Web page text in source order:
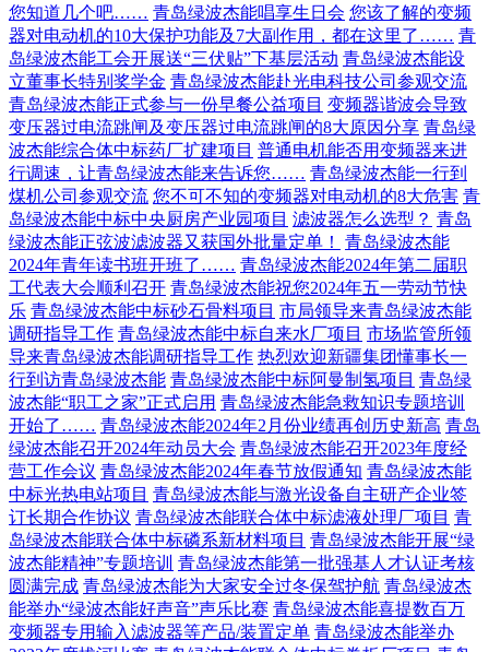
您知道几个吧…… 青岛绿波杰能唱享生日会 您该了解的变频
器对电动机的10大保护功能及7大副作用，都在这里了…… 青
岛绿波杰能工会开展送“三伏贴”下基层活动 青岛绿波杰能设
立董事长特别奖学金 青岛绿波杰能赴光电科技公司参观交流
青岛绿波杰能正式参与一份早餐公益项目 变频器谐波会导致
变压器过电流跳闸及变压器过电流跳闸的8大原因分享 青岛绿
波杰能综合体中标药厂扩建项目 普通电机能否用变频器来进
行调速，让青岛绿波杰能来告诉您…… 青岛绿波杰能一行到
煤机公司参观交流 您不可不知的变频器对电动机的8大危害 青
岛绿波杰能中标中央厨房产业园项目 滤波器怎么选型？ 青岛
绿波杰能正弦波滤波器又获国外批量定单！
青岛绿波杰能
2024年青年读书班开班了…… 青岛绿波杰能2024年第二届职
工代表大会顺利召开 青岛绿波杰能祝您2024年五一劳动节快
乐 青岛绿波杰能中标砂石骨料项目 市局领导来青岛绿波杰能
调研指导工作 青岛绿波杰能中标自来水厂项目 市场监管所领
导来青岛绿波杰能调研指导工作 热烈欢迎新疆集团懂事长一
行到访青岛绿波杰能 青岛绿波杰能中标阿曼制氢项目 青岛绿
波杰能“职工之家”正式启用 青岛绿波杰能急救知识专题培训
开始了…… 青岛绿波杰能2024年2月份业绩再创历史新高 青岛
绿波杰能召开2024年动员大会 青岛绿波杰能召开2023年度经
营工作会议 青岛绿波杰能2024年春节放假通知 青岛绿波杰能
中标光热电站项目 青岛绿波杰能与激光设备自主研产企业签
订长期合作协议 青岛绿波杰能联合体中标滤液处理厂项目 青
岛绿波杰能联合体中标磷系新材料项目 青岛绿波杰能开展“绿
波杰能精神”专题培训 青岛绿波杰能第一批强基人才认证考核
圆满完成 青岛绿波杰能为大家安全过冬保驾护航 青岛绿波杰
能举办“绿波杰能好声音”声乐比赛 青岛绿波杰能喜提数百万
变频器专用输入滤波器等产品/装置定单 青岛绿波杰能举办